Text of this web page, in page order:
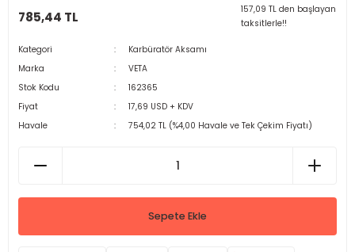
785,44 TL
157,09 TL den başlayan
taksitlerle!!
Kategori
Karbüratör Aksamı
Marka
VETA
Stok Kodu
162365
Fiyat
17,69 USD + KDV
Havale
754,02 TL (%4,00 Havale ve Tek Çekim Fiyatı)
Sepete Ekle